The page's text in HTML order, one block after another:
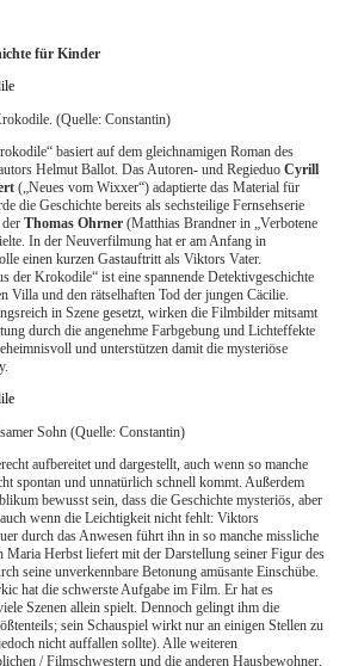
für Kinder
(Quelle: Constantin)
basiert auf dem gleichnamigen Roman des
Helmut Ballot. Das Autoren- und Regieduo Cyrill
(„Neues vom Wixxer“) adaptierte das Material für
die Geschichte bereits als sechsteilige Fernsehserie
Thomas Ohrner (Matthias Brandner in „Verbotene
In der Neuverfilmung hat er am Anfang in
einen kurzen Gastauftritt als Viktors Vater.
der Krokodile“ ist eine spannende Detektivgeschichte
Villa und den rätselhaften Tod der jungen Cäcilie.
in Szene gesetzt, wirken die Filmbilder mitsamt
durch die angenehme Farbgebung und Lichteffekte
und unterstützen damit die mysteriöse
Sohn (Quelle: Constantin)
aufbereitet und dargestellt, auch wenn so manche
spontan und unnatürlich schnell kommt. Außerdem
bewusst sein, dass die Geschichte mysteriös, aber
wenn die Leichtigkeit nicht fehlt: Viktors
durch das Anwesen führt ihn in so manche missliche
Maria Herbst liefert mit der Darstellung seiner Figur des
seine unverkennbare Betonung amüsante Einschübe.
hat die schwerste Aufgabe im Film. Er hat es
Szenen allein spielt. Dennoch gelingt ihm die
sein Schauspiel wirkt nur an einigen Stellen zu
nicht auffallen sollte). Alle weiteren
/ Filmschwestern und die anderen Hausbewohner,